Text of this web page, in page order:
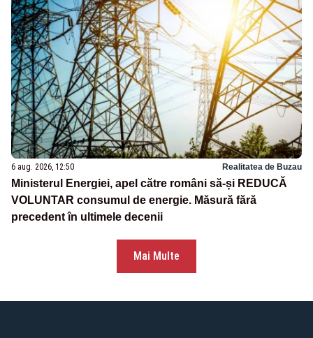
6 aug. 2026, 12:50 Realitatea de Buzau
Ministerul Energiei, apel către români să-și REDUCĂ
VOLUNTAR consumul de energie. Măsură fără
precedent în ultimele decenii
Mai Multe